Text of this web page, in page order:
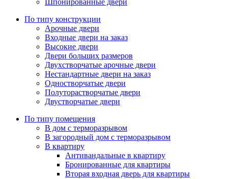
Шпонированные двери
По типу конструкции
Арочные двери
Входные двери на заказ
Высокие двери
Двери больших размеров
Двухстворчатые арочные двери
Нестандартные двери на заказ
Одностворчатые двери
Полуторастворчатые двери
Двустворчатые двери
По типу помещения
В дом с терморазрывом
В загородный дом с терморазрывом
В квартиру
Антивандальные в квартиру
Бронированные для квартиры
Вторая входная дверь для квартиры